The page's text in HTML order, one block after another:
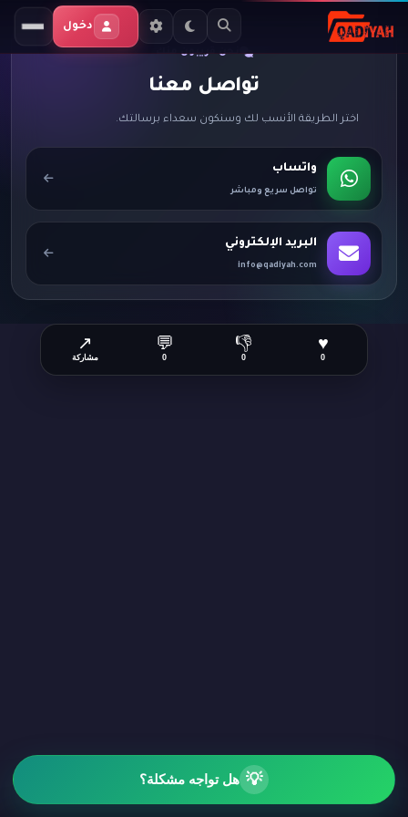
دخول
نحن قريبون منك
تواصل معنا
اختر الطريقة الأنسب لك وسنكون سعداء برسالتك.
واتساب
تواصل سريع ومباشر
البريد الإلكتروني
info@qadiyah.com
💡 هل تواجه مشكلة؟
♥
0
👎
0
💬
0
↗
مشاركة